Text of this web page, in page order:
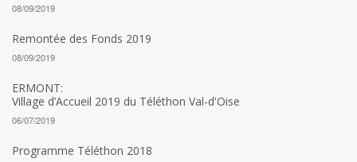
08/09/2019
Remontée des Fonds 2019
08/09/2019
ERMONT:
Village d’Accueil 2019 du Téléthon Val-d'Oise
06/07/2019
Programme Téléthon 2018